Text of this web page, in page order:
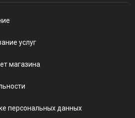
услуг
магазина
персональных данных